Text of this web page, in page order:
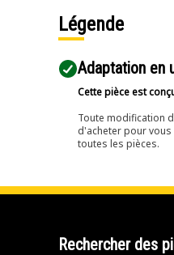
Légende
Adaptation en
Cette pièce est
Toute modification
d'acheter pour
toutes les pièces.
Rechercher des